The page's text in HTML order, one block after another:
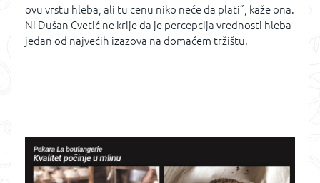
ovu vrstu hleba, ali tu cenu niko neće da plati”, kaže ona.
Ni Dušan Cvetić ne krije da je percepcija vrednosti hleba
jedan od najvećih izazova na domaćem tržištu.